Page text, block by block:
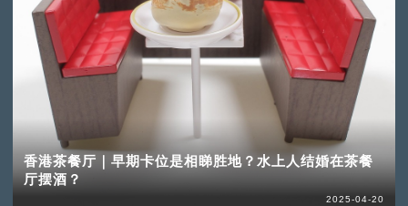
香港茶餐厅｜早期卡位是相睇胜地？水上人结婚在茶餐
厅摆酒？
2025-04-20